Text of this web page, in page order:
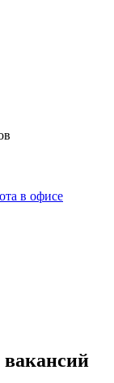
в офисе